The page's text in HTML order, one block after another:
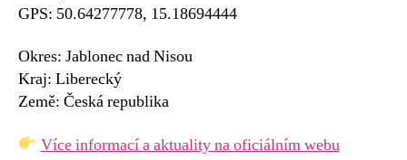
GPS: 50.64277778, 15.18694444
Okres: Jablonec nad Nisou
Kraj: Liberecký
Země: Česká republika
Více informací a aktuality na oficiálním webu